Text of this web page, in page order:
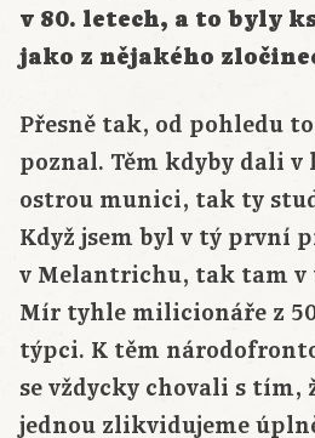
v 80. letech, a to byly
jako z nějakého
Přesně tak, od pohledu
poznal. Těm kdyby dali v
ostrou munici, tak ty
Když jsem byl v tý první
v Melantrichu, tak tam
Mír tyhle milicionáře z
týpci. K těm
se vždycky chovali s tím,
jednou zlikvidujeme